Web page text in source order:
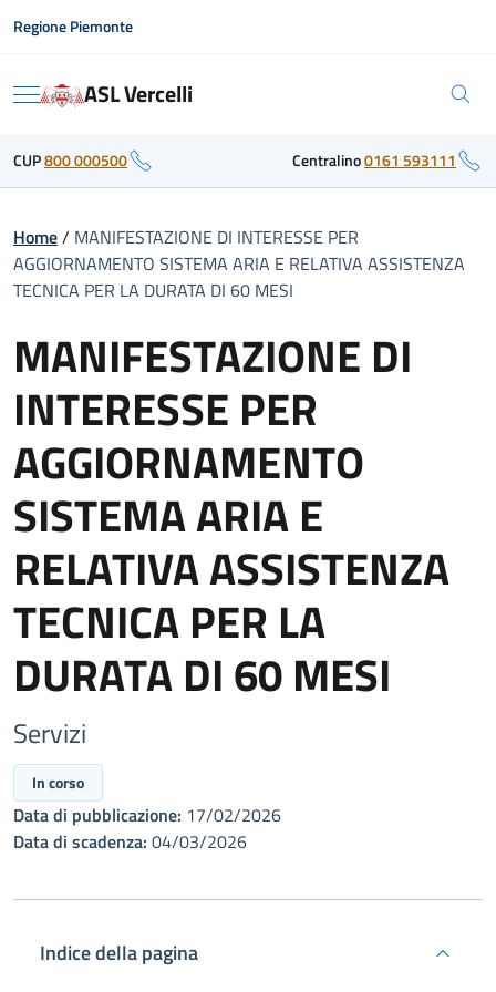
Regione Piemonte
Menu ASL Vercelli
CUP800 000500 Centralino0161 593111
Home/ MANIFESTAZIONE DI INTERESSE PER
AGGIORNAMENTO SISTEMA ARIA E RELATIVA ASSISTENZA
TECNICA PER LA DURATA DI 60 MESI
MANIFESTAZIONE DI
INTERESSE PER
AGGIORNAMENTO
SISTEMA ARIA E
RELATIVA ASSISTENZA
TECNICA PER LA
DURATA DI 60 MESI
Servizi
In corso
Data di pubblicazione: 17/02/2026
Data di scadenza: 04/03/2026
Indice della pagina